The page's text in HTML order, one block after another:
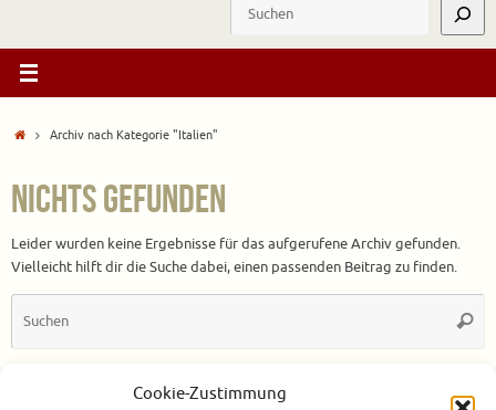
Cookie-Zustimmung
StartArchiv nach Kategorie "Italien"
Nichts gefunden
Leider wurden keine Ergebnisse für das aufgerufene Archiv gefunden.
Vielleicht hilft dir die Suche dabei, einen passenden Beitrag zu finden.